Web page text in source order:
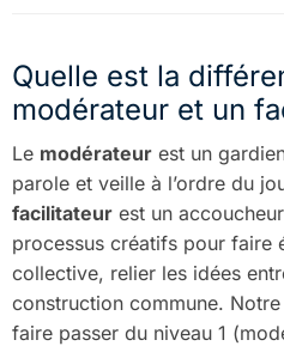
Quelle est la
modérateur et un
Le modérateur est un
parole et veille à l’ordre du
facilitateur est un
processus créatifs pour faire
collective, relier les idées
construction commune.
faire passer du niveau 1